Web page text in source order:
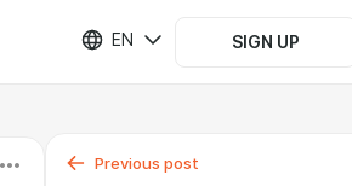
EN SIGN UP
Previous post